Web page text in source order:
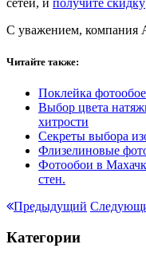
сетей, и получите скидку
С уважением, компания
Читайте также:
Поклейка
Выбор цвета
хитрости
Секреты выбора
Флизелиновые
Фотообои в
стен.
Предыдущий
Категории